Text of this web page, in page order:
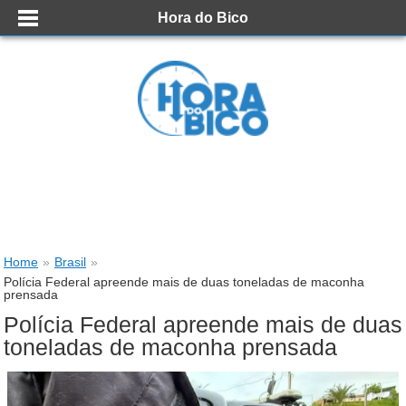
Hora do Bico
Home » Brasil »
Polícia Federal apreende mais de duas toneladas de maconha
prensada
Polícia Federal apreende mais de duas
toneladas de maconha prensada